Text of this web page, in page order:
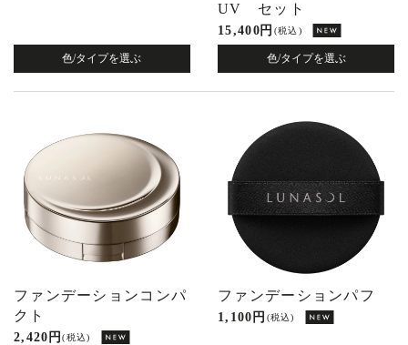
色/タイプを選ぶ
UV セット
(税込)
15,400 円
色/タイプを選ぶ
ファンデーションコンパ
クト
(税込)
2,420 円
ファンデーションパフ
(税込)
1,100 円